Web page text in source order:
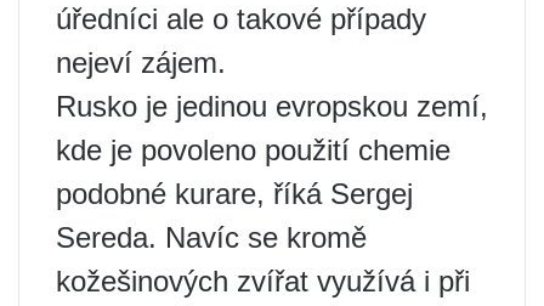
úředníci ale o takové případy
nejeví zájem.
Rusko je jedinou evropskou zemí,
kde je povoleno použití chemie
podobné kurare, říká Sergej
Sereda. Navíc se kromě
kožešinových zvířat využívá i při